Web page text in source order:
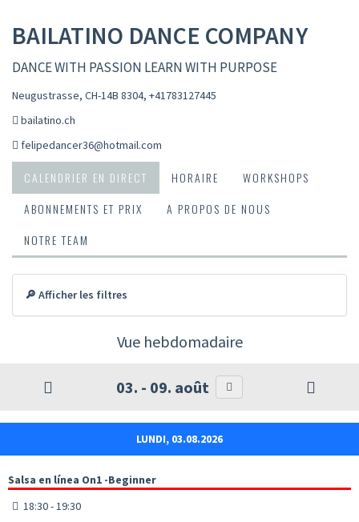
BAILATINO DANCE COMPANY
DANCE WITH PASSION LEARN WITH PURPOSE
Neugustrasse, CH-14B 8304, +41783127445
bailatino.ch
felipedancer36@hotmail.com
CALENDRIER EN DIRECT HORAIRE
WORKSHOPS
ABONNEMENTS ET PRIX
A PROPOS DE NOUS
NOTRE TEAM
🔎 Afficher les filtres
Vue hebdomadaire
03. - 09. août
LUNDI, 03.08.2026
Salsa en línea On1 -Beginner
18:30 - 19:30